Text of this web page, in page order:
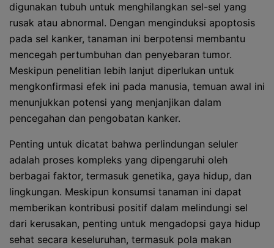
digunakan tubuh untuk menghilangkan sel-sel yang
rusak atau abnormal. Dengan menginduksi apoptosis
pada sel kanker, tanaman ini berpotensi membantu
mencegah pertumbuhan dan penyebaran tumor.
Meskipun penelitian lebih lanjut diperlukan untuk
mengkonfirmasi efek ini pada manusia, temuan awal ini
menunjukkan potensi yang menjanjikan dalam
pencegahan dan pengobatan kanker.
Penting untuk dicatat bahwa perlindungan seluler
adalah proses kompleks yang dipengaruhi oleh
berbagai faktor, termasuk genetika, gaya hidup, dan
lingkungan. Meskipun konsumsi tanaman ini dapat
memberikan kontribusi positif dalam melindungi sel
dari kerusakan, penting untuk mengadopsi gaya hidup
sehat secara keseluruhan, termasuk pola makan